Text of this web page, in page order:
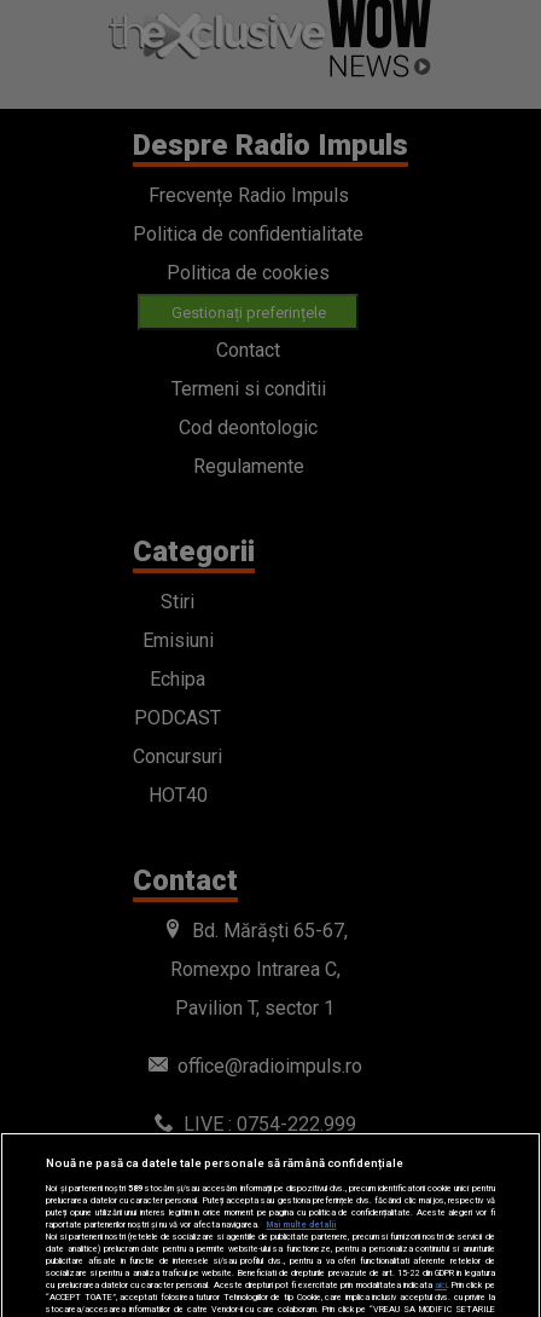
Politica de confidentialitate
Politica de cookies
Contact
Termeni si conditii
Cod deontologic
Regulamente
Categorii
Stiri
Emisiuni
Echipa
Concursuri
HOT40
Bd. Mărăști 65-67,
Romexpo Intrarea C,
Pavilion T, sector 1
LIVE : 0754-222.999
WhatsApp: 0754-222.999
© 2019-2026 DOGAN MEDIA INTERNATIONAL SA, Toate
drepturile rezervate.
Nouă ne pasă ca datele tale personale să rămână confidențiale
Noi și partenerii noștri589stocăm și/sau accesăm informații pe dispozitivul dvs., precum identificatorii cookie unici pentru
prelucrarea datelor cu caracter personal. Puteți accepta sau gestiona preferințele dvs. făcând clic mai jos, respectiv vă
puteți opune utilizării unui interes legitim în orice moment pe pagina cu politica de confidențialitate. Aceste alegeri vor fi
raportate partenerilor noștri și nu vă vor afecta navigarea.
Mai multe detalii
Noi si partenerii nostri (retelele de socializare si agentiile de publicitate partenere, precum si furnizorii nostri de servicii de
date analitice) prelucram date pentru a permite website-ului sa functioneze, pentru a personaliza continutul si anunturile
publicitare afisate in functie de interesele si/sau profilul dvs., pentru a va oferi functionalitati aferente retelelor de
socializare si pentru a analiza traficul pe website. Beneficiati de drepturile prevazute de art. 15-22 din GDPR in legatura
cu prelucrarea datelor cu caracter personal. Aceste drepturi pot fi exercitate prin modalitatea indicataaici . Prin click pe
“ACCEPT TOATE”, acceptati folosirea tuturor Tehnologiilor de tip Cookie, care implica inclusiv acceptul dvs. cu privire la
stocarea/accesarea informatiilor de catre Vendor-ii cu care colaboram. Prin click pe “VREAU SA MODIFIC SETARILE